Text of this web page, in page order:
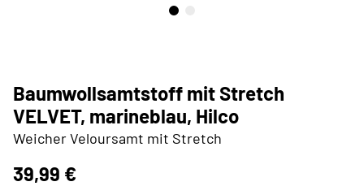
Baumwollsamtstoff mit Stretch
VELVET, marineblau, Hilco
Weicher Veloursamt mit Stretch
39,99 €